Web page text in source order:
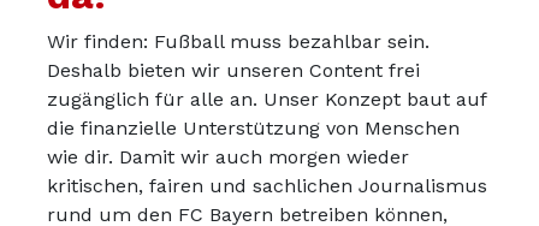
Über uns
Wir finden: Fußball muss bezahlbar sein.
Deshalb bieten wir unseren Content frei
zugänglich für alle an. Unser Konzept baut auf
die finanzielle Unterstützung von Menschen
wie dir. Damit wir auch morgen wieder
kritischen, fairen und sachlichen Journalismus
rund um den FC Bayern betreiben können,